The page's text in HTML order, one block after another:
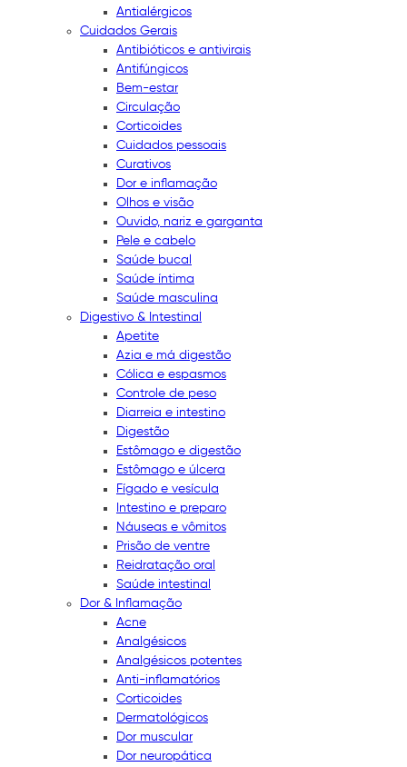
Antialérgicos
Cuidados Gerais
Antibióticos e antivirais
Antifúngicos
Bem-estar
Circulação
Corticoides
Cuidados pessoais
Curativos
Dor e inflamação
Olhos e visão
Ouvido, nariz e garganta
Pele e cabelo
Saúde bucal
Saúde íntima
Saúde masculina
Digestivo & Intestinal
Apetite
Azia e má digestão
Cólica e espasmos
Controle de peso
Diarreia e intestino
Digestão
Estômago e digestão
Estômago e úlcera
Fígado e vesícula
Intestino e preparo
Náuseas e vômitos
Prisão de ventre
Reidratação oral
Saúde intestinal
Dor & Inflamação
Acne
Analgésicos
Analgésicos potentes
Anti-inflamatórios
Corticoides
Dermatológicos
Dor muscular
Dor neuropática